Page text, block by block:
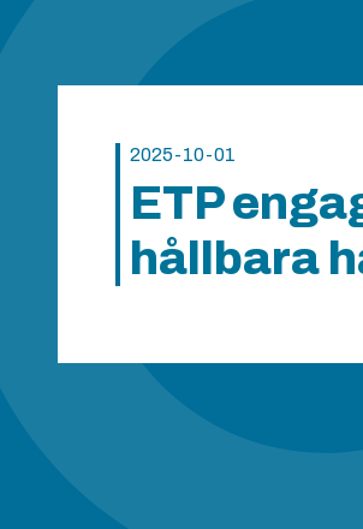
2025-10-01
ETP
hållbara